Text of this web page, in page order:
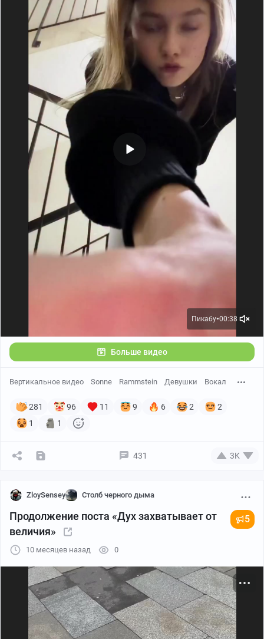
Пикабу●00:38
Больше видео
Вертикальное видео Sonne Rammstein Девушки Вокал
281 96 11 9 6 2
2
1
1
431 3K
ZloySensey Столб черного дыма
Продолжение поста «Дух захватывает от
величия»
5
10 месяцев назад 0